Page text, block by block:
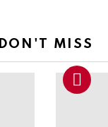
DON'T MISS